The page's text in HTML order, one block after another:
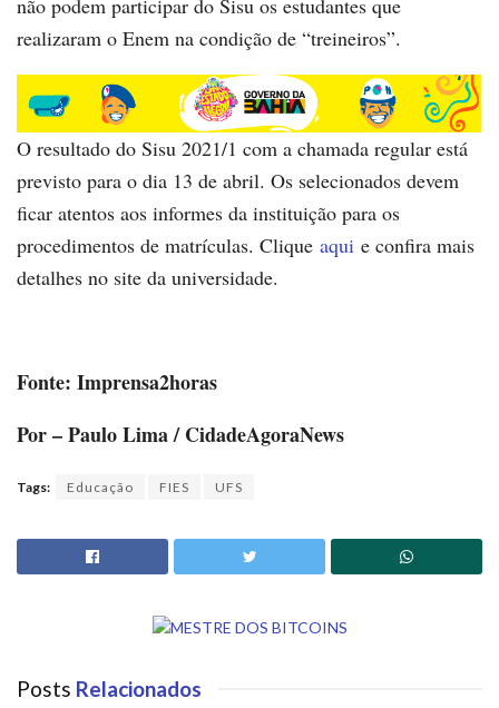
não podem participar do Sisu os estudantes que
realizaram o Enem na condição de “treineiros”.
O resultado do Sisu 2021/1 com a chamada regular está
previsto para o dia 13 de abril. Os selecionados devem
ficar atentos aos informes da instituição para os
procedimentos de matrículas. Clique aqui e confira mais
detalhes no site da universidade.
Fonte: Imprensa2horas
Por – Paulo Lima / CidadeAgoraNews
Tags: Educação FIES UFS
Posts Relacionados